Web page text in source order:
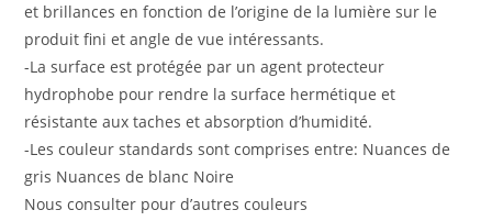
et brillances en fonction de l’origine de la lumière sur le
produit fini et angle de vue intéressants.
-La surface est protégée par un agent protecteur
hydrophobe pour rendre la surface hermétique et
résistante aux taches et absorption d’humidité.
-Les couleur standards sont comprises entre: Nuances de
gris Nuances de blanc Noire
Nous consulter pour d’autres couleurs